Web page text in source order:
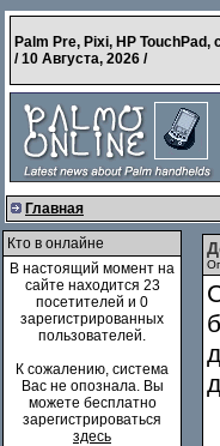
Palm Pre, Pixi, HP
/10 Августа, 2026 /
Главная
Кто в онлайне
В настоящий момент на
сайте находится 23
посетителей и 0
зарегистрированных
пользователей.
К сожалению, система
Вас не опознала. Вы
можете бесплатно
зарегистрироваться
здесь